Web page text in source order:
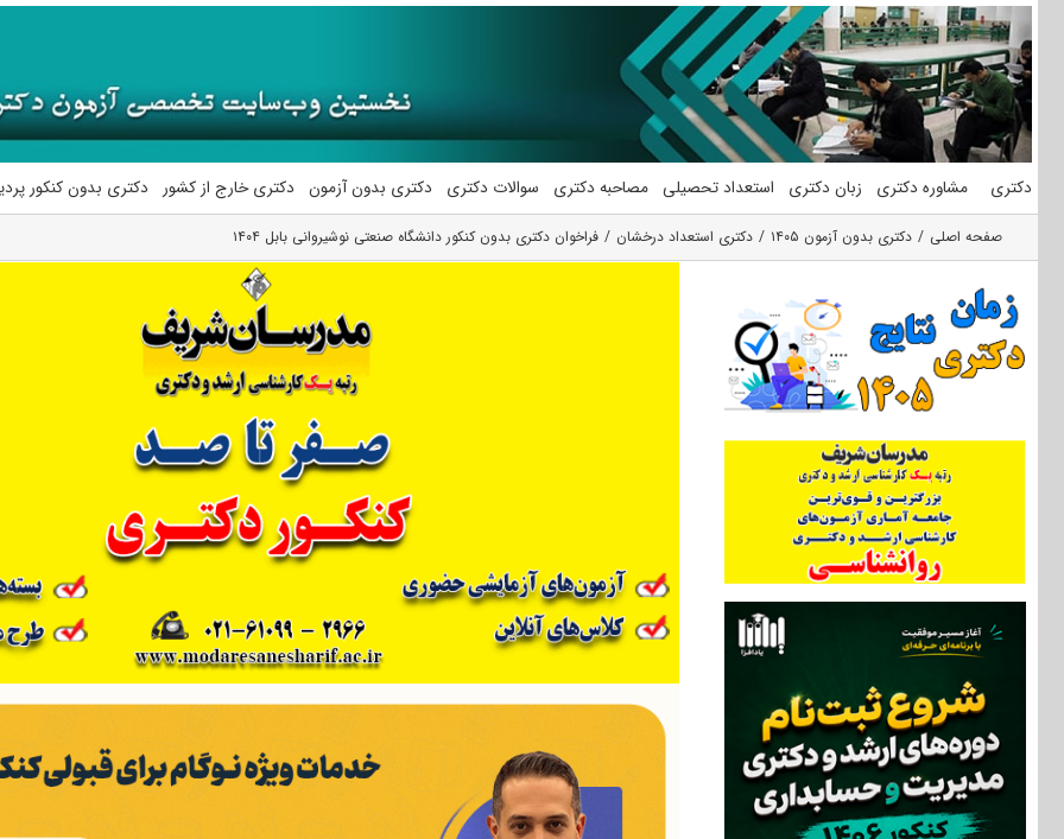
محتوا
دکتری مشاوره دکتری زبان دکتری استعداد تحصیلی مصاحبه دکتری سوالات دکتری دکتری بدون آزمون دکتری خارج از کشور دکتری بدون کنکور
صفحه اصلی دکتری بدون آزمون ۱۴۰۵ دکتری استعداد درخشان فراخوان دکتری بدون کنکور دانشگاه صنعتی نوشیروانی بابل ۱۴۰۴